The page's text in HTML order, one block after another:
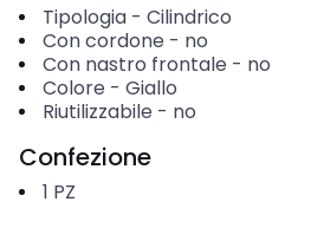
Tipologia- Cilindrico
Con cordone - no
Con nastro frontale - no
Colore - Giallo
Riutilizzabile - no
Confezione
1 PZ